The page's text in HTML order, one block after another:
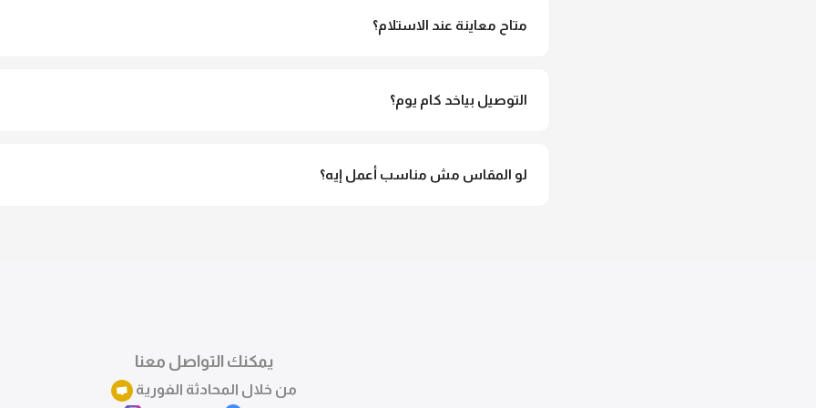
متاح معاينة عند الاستلام؟
التوصيل بياخد كام يوم؟
لو المقاس مش مناسب أعمل إيه؟
يمكنك التواصل معنا
من خلال المحادثة الفورية